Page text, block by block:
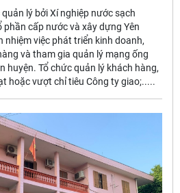
lý bởi Xí nghiệp nước sạch
phần cấp nước và xây dựng Yên
nhiệm việc phát triển kinh doanh,
và tham gia quản lý mạng ống
huyện. Tổ chức quản lý khách hàng,
hoặc vượt chỉ tiêu Công ty giao;.....